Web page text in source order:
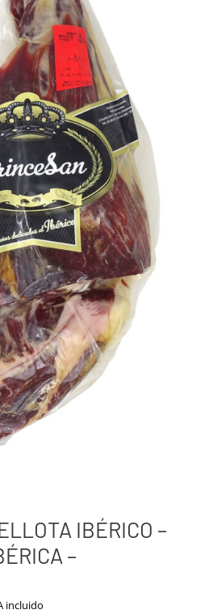
IBÉRICO –
–
incluido